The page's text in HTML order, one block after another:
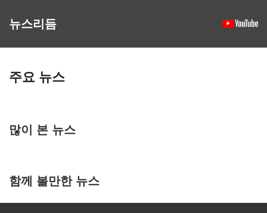
뉴스리듬
주요 뉴스
많이 본 뉴스
함께 볼만한 뉴스